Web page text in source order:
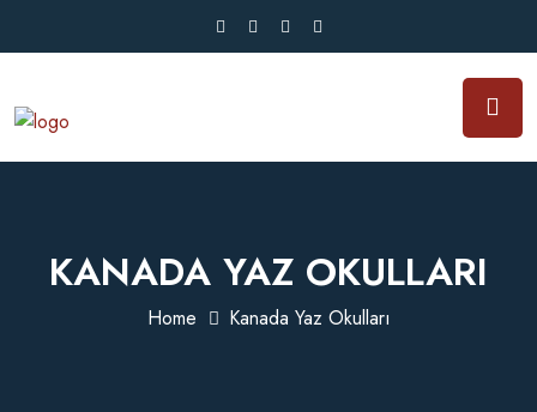
KANADA YAZ OKULLARI
Home Kanada Yaz Okulları